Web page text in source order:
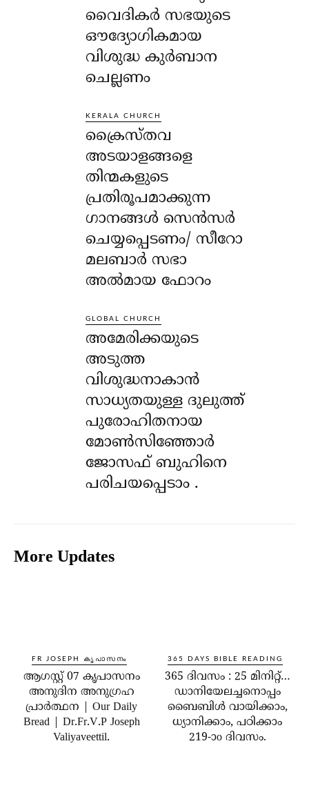
വൈദികർ സഭയുടെ
ഔദ്യോഗികമായ
വിശുദ്ധ കുർബാന
ചെല്ലണം
KERALA CHURCH
ക്രൈസ്തവ
അടയാളങ്ങളെ
തിന്മകളുടെ
പ്രതിരൂപമാക്കുന്ന
ഗാനങ്ങൾ സെൻസർ
ചെയ്യപ്പെടണം/ സീറോ
മലബാർ സഭാ
അൽമായ ഫോറം
GLOBAL CHURCH
അമേരിക്കയുടെ
അടുത്ത
വിശുദ്ധനാകാൻ
സാധ്യതയുള്ള ദുലുത്ത്
പുരോഹിതനായ
മോൺസിഞ്ഞോർ
ജോസഫ് ബുഹിനെ
പരിചയപ്പെടാം .
More Updates
FR JOSEPH കൃപാസനം
ആഗസ്റ്റ് 07 കൃപാസനം
അനുദിന അനുഗ്രഹ
പ്രാർത്ഥന | Our Daily
Bread | Dr.Fr.V.P Joseph
Valiyaveettil.
365 DAYS BIBLE READING
365 ദിവസം : 25 മിനിറ്റ്…
ഡാനിയേലച്ചനൊപ്പം
ബൈബിൾ വായിക്കാം,
ധ്യാനിക്കാം, പഠിക്കാം
219-ാo ദിവസം.